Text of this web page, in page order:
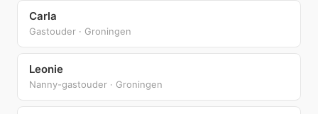
Carla
Gastouder · Groningen
Leonie
Nanny-gastouder · Groningen